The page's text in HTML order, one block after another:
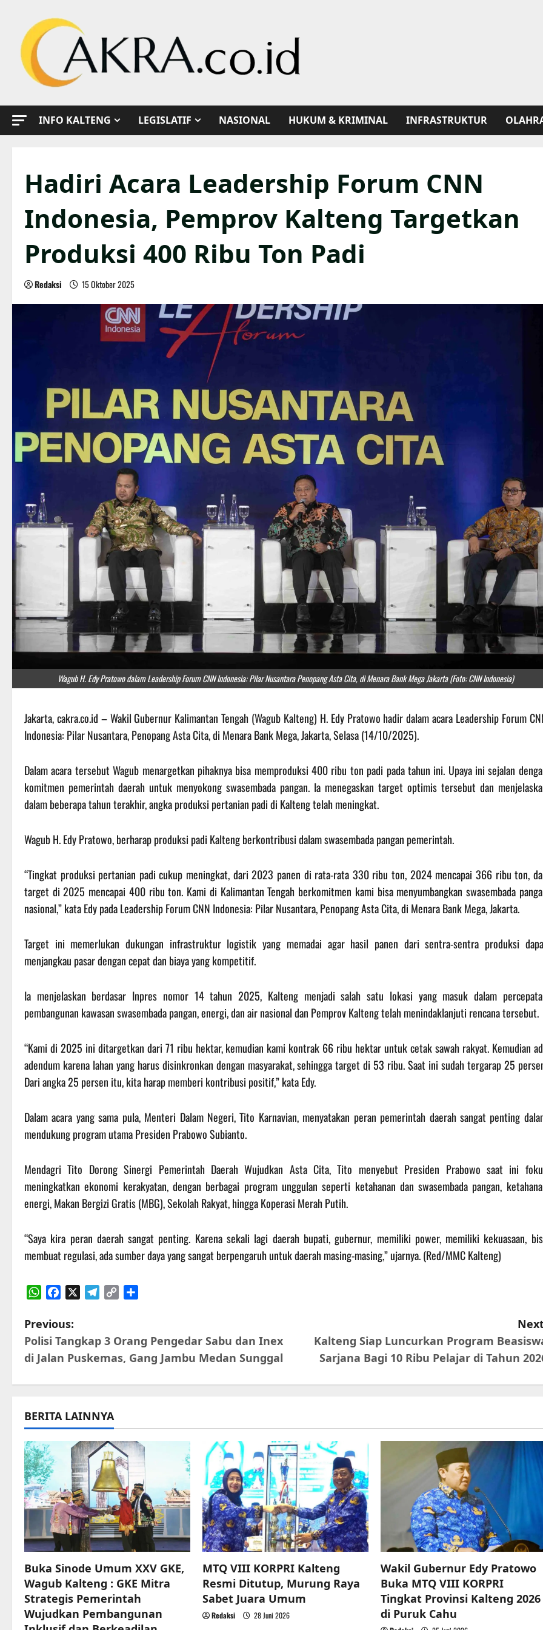
content
INFO KALTENG LEGISLATIF NASIONAL HUKUM & KRIMINAL INFRASTRUKTUR
Hadiri Acara Leadership Forum CNN
Indonesia, Pemprov Kalteng Targetkan
Produksi 400 Ribu Ton Padi
Redaksi 15 Oktober 2025
Wagub H. Edy Pratowo dalam Leadership Forum CNN Indonesia: Pilar Nusantara Penopang Asta Cita, di Menara Bank Mega Jakarta (Foto: CNN Indonesia)
Jakarta, cakra.co.id – Wakil Gubernur Kalimantan Tengah (Wagub Kalteng) H. Edy Pratowo hadir dalam acara Leadership Forum
Indonesia: Pilar Nusantara, Penopang Asta Cita, di Menara Bank Mega, Jakarta, Selasa (14/10/2025).
Dalam acara tersebut Wagub menargetkan pihaknya bisa memproduksi 400 ribu ton padi pada tahun ini. Upaya ini sejalan
komitmen pemerintah daerah untuk menyokong swasembada pangan. Ia menegaskan target optimis tersebut dan
dalam beberapa tahun terakhir, angka produksi pertanian padi di Kalteng telah meningkat.
Wagub H. Edy Pratowo, berharap produksi padi Kalteng berkontribusi dalam swasembada pangan pemerintah.
“Tingkat produksi pertanian padi cukup meningkat, dari 2023 panen di rata-rata 330 ribu ton, 2024 mencapai 366 ribu ton,
target di 2025 mencapai 400 ribu ton. Kami di Kalimantan Tengah berkomitmen kami bisa menyumbangkan swasembada
nasional,” kata Edy pada Leadership Forum CNN Indonesia: Pilar Nusantara, Penopang Asta Cita, di Menara Bank Mega, Jakarta.
Target ini memerlukan dukungan infrastruktur logistik yang memadai agar hasil panen dari sentra-sentra produksi
menjangkau pasar dengan cepat dan biaya yang kompetitif.
Ia menjelaskan berdasar Inpres nomor 14 tahun 2025, Kalteng menjadi salah satu lokasi yang masuk dalam
pembangunan kawasan swasembada pangan, energi, dan air nasional dan Pemprov Kalteng telah menindaklanjuti rencana tersebut.
“Kami di 2025 ini ditargetkan dari 71 ribu hektar, kemudian kami kontrak 66 ribu hektar untuk cetak sawah rakyat. Kemudian
adendum karena lahan yang harus disinkronkan dengan masyarakat, sehingga target di 53 ribu. Saat ini sudah tergarap 25
Dari angka 25 persen itu, kita harap memberi kontribusi positif,” kata Edy.
Dalam acara yang sama pula, Menteri Dalam Negeri, Tito Karnavian, menyatakan peran pemerintah daerah sangat penting
mendukung program utama Presiden Prabowo Subianto.
Mendagri Tito Dorong Sinergi Pemerintah Daerah Wujudkan Asta Cita, Tito menyebut Presiden Prabowo saat ini
meningkatkan ekonomi kerakyatan, dengan berbagai program unggulan seperti ketahanan dan swasembada pangan,
energi, Makan Bergizi Gratis (MBG), Sekolah Rakyat, hingga Koperasi Merah Putih.
“Saya kira peran daerah sangat penting. Karena sekali lagi daerah bupati, gubernur, memiliki power, memiliki kekuasaan,
membuat regulasi, ada sumber daya yang sangat berpengaruh untuk daerah masing-masing,” ujarnya. (Red/MMC Kalteng)
P
o
s
n
a
v
i
g
a
t
i
Previous:
Polisi Tangkap 3 Orang Pengedar Sabu dan Inex
di Jalan Puskemas, Gang Jambu Medan Sunggal
Kalteng Siap Luncurkan Program
Sarjana Bagi 10 Ribu Pelajar di Tahun
BERITA LAINNYA
Buka Sinode Umum XXV GKE,
Wagub Kalteng : GKE Mitra
Strategis Pemerintah
Wujudkan Pembangunan
MTQ VIII KORPRI Kalteng
Resmi Ditutup, Murung Raya
Sabet Juara Umum
Redaksi 28 Juni 2026
Wakil Gubernur Edy Pratowo
Buka MTQ VIII KORPRI
Tingkat Provinsi Kalteng 2026
di Puruk Cahu